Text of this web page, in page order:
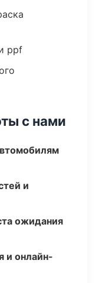
ppf
с нами
и
ожидания
и онлайн-